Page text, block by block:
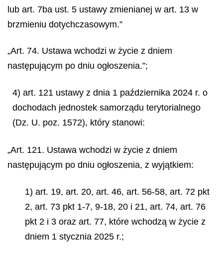
lub art. 7ba ust. 5 ustawy zmienianej w art. 13 w
brzmieniu dotychczasowym.”
„Art. 74. Ustawa wchodzi w życie z dniem
następującym po dniu ogłoszenia.”;
4) art. 121 ustawy z dnia 1 października 2024 r. o
dochodach jednostek samorządu terytorialnego
(Dz. U. poz. 1572), który stanowi:
„Art. 121. Ustawa wchodzi w życie z dniem
następującym po dniu ogłoszenia, z wyjątkiem:
1) art. 19, art. 20, art. 46, art. 56-58, art. 72 pkt
2, art. 73 pkt 1-7, 9-18, 20 i 21, art. 74, art. 76
pkt 2 i 3 oraz art. 77, które wchodzą w życie z
dniem 1 stycznia 2025 r.;